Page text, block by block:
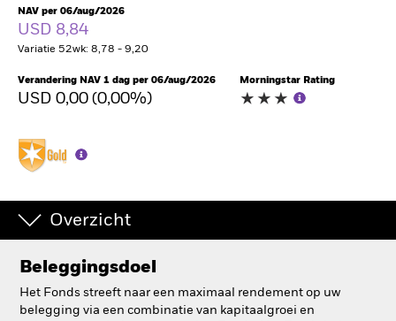
Particulieren
Nederland
iShares
Aladdin
NAV per 06/aug/2026
USD 8,84
Variatie 52wk: 8,78 - 9,20
Verandering NAV 1 dag per 06/aug/2026
USD 0,00 (0,00%)
Morningstar Rating
Overzicht
Beleggingsdoel
Het Fonds streeft naar een maximaal rendement op uw
belegging via een combinatie van kapitaalgroei en